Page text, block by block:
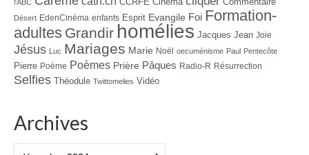
l'ABC
Désert EdenCinéma enfants Esprit Evangile Foi Formation-
adultes Grandir homélies Jacques Jean Joie
Jésus Luc Mariages Marie Noël oecuménisme Paul Pentecôte
Pierre Poème Poèmes Prière Pâques Radio-R Résurrection
Selfies Théodule Twittomelies Vidéo
Archives